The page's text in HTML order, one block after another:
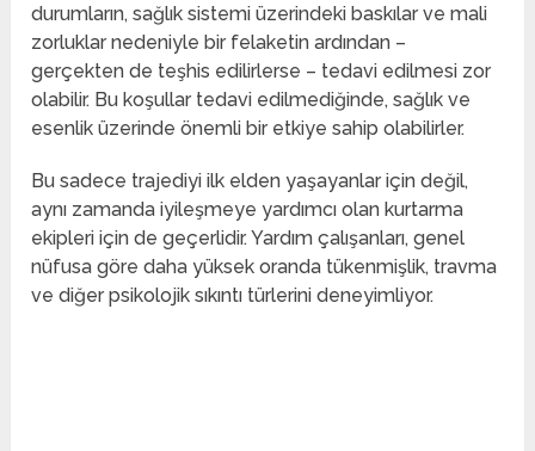
durumların, sağlık sistemi üzerindeki baskılar ve mali
zorluklar nedeniyle bir felaketin ardından –
gerçekten de teşhis edilirlerse – tedavi edilmesi zor
olabilir. Bu koşullar tedavi edilmediğinde, sağlık ve
esenlik üzerinde önemli bir etkiye sahip olabilirler.
Bu sadece trajediyi ilk elden yaşayanlar için değil,
aynı zamanda iyileşmeye yardımcı olan kurtarma
ekipleri için de geçerlidir. Yardım çalışanları, genel
nüfusa göre daha yüksek oranda tükenmişlik, travma
ve diğer psikolojik sıkıntı türlerini deneyimliyor.